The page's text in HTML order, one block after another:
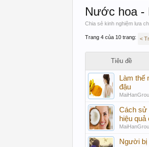
Nước hoa -
Chia sẻ kinh nghiệm lưa
Trang 4 của 10 trang: <
Tiêu đề
Làm thế
đậu
Cách sử
hiệu
Người bị